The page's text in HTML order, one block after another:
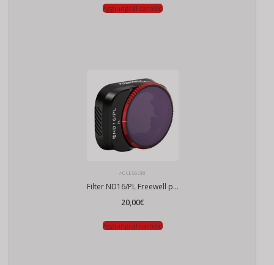
Aggiungi al carrello
ACCESSORI
Filter ND16/PL Freewell per DJI Mini 3 Pro / Mini 3
20,00€
Aggiungi al carrello